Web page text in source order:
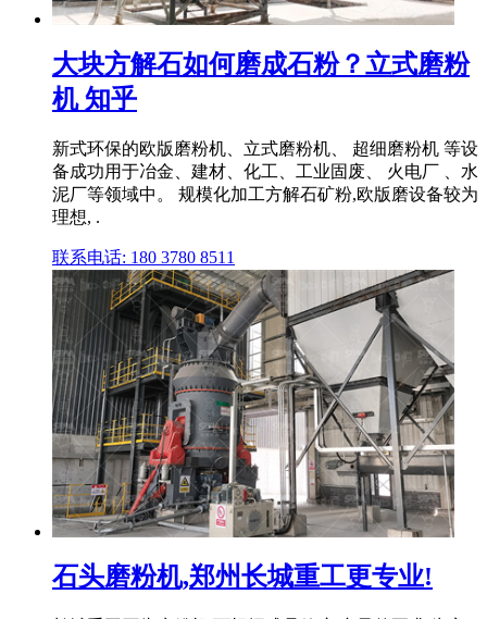
大块方解石如何磨成石粉？立式磨粉
机 知乎
新式环保的欧版磨粉机、立式磨粉机、 超细磨粉机 等设
备成功用于冶金、建材、化工、工业固废、 火电厂 、水
泥厂等领域中。 规模化加工方解石矿粉,欧版磨设备较为
理想, .
联系电话: 180 3780 8511
石头磨粉机,郑州长城重工更专业!